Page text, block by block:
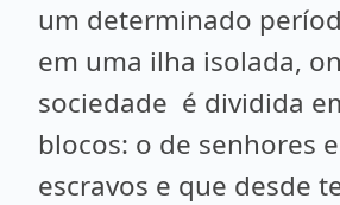
um determinado
em uma ilha isolada,
sociedade é dividida
blocos: o de senhores
escravos e que desde